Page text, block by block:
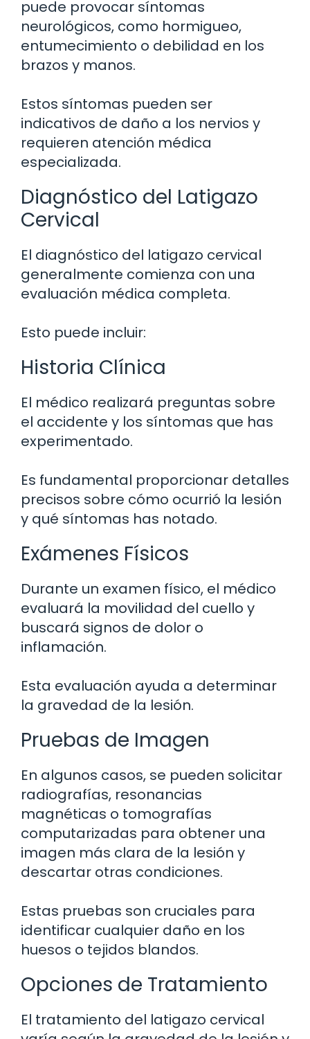
puede provocar síntomas
neurológicos, como hormigueo,
entumecimiento o debilidad en los
brazos y manos.
Estos síntomas pueden ser
indicativos de daño a los nervios y
requieren atención médica
especializada.
Diagnóstico del Latigazo
Cervical
El diagnóstico del latigazo cervical
generalmente comienza con una
evaluación médica completa.
Esto puede incluir:
Historia Clínica
El médico realizará preguntas sobre
el accidente y los síntomas que has
experimentado.
Es fundamental proporcionar detalles
precisos sobre cómo ocurrió la lesión
y qué síntomas has notado.
Exámenes Físicos
Durante un examen físico, el médico
evaluará la movilidad del cuello y
buscará signos de dolor o
inflamación.
Esta evaluación ayuda a determinar
la gravedad de la lesión.
Pruebas de Imagen
En algunos casos, se pueden solicitar
radiografías, resonancias
magnéticas o tomografías
computarizadas para obtener una
imagen más clara de la lesión y
descartar otras condiciones.
Estas pruebas son cruciales para
identificar cualquier daño en los
huesos o tejidos blandos.
Opciones de Tratamiento
El tratamiento del latigazo cervical